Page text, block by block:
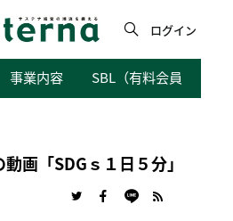
ログイン
事業内容 SBL（有料会員向けサ
画「SDGｓ１日５分」